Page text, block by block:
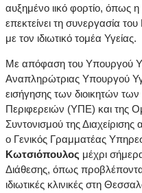
αυξημένο ιικό φορτίο, όπως
επεκτείνει τη συνεργασία
με τον ιδιωτικό τομέα Υγείας.
Με απόφαση του Υπουργού
Αναπληρώτριας Υπουργού
εισήγησης των διοικητών
Περιφερειών (ΥΠΕ) και της
Συντονισμού της
ο Γενικός Γραμματέας
Κωτσιόπουλος μέχρι
Διάθεσης, όπως
ιδιωτικές κλινικές στη